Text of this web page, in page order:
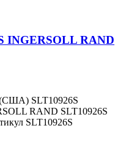
INGERSOLL RAND
(США) SLT10926S
RAND SLT10926S
SLT10926S